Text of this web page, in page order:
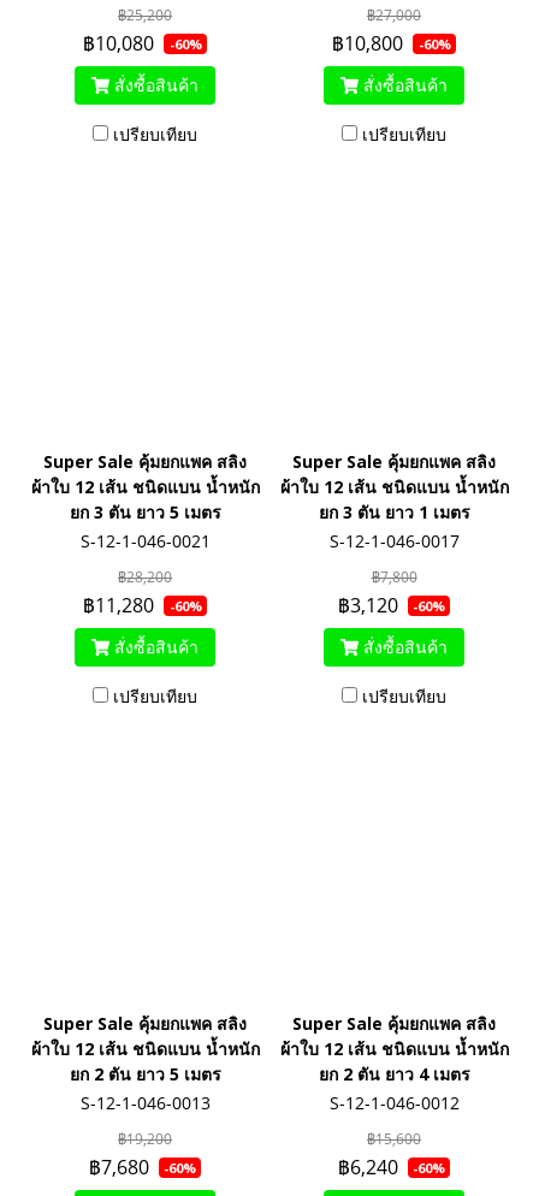
฿25,200
฿10,080 -60%
สั่งซื้อสินค้า
เปรียบเทียบ
฿27,000
฿10,800 -60%
สั่งซื้อสินค้า
เปรียบเทียบ
Super Sale คุ้มยกแพค สลิง
ผ้าใบ 12 เส้น ชนิดแบน น้ำหนัก
ยก 3 ตัน ยาว 5 เมตร
S-12-1-046-0021
฿28,200
฿11,280 -60%
สั่งซื้อสินค้า
เปรียบเทียบ
Super Sale คุ้มยกแพค สลิง
ผ้าใบ 12 เส้น ชนิดแบน น้ำหนัก
ยก 3 ตัน ยาว 1 เมตร
S-12-1-046-0017
฿7,800
฿3,120 -60%
สั่งซื้อสินค้า
เปรียบเทียบ
Super Sale คุ้มยกแพค สลิง
ผ้าใบ 12 เส้น ชนิดแบน น้ำหนัก
ยก 2 ตัน ยาว 5 เมตร
S-12-1-046-0013
฿19,200
฿7,680 -60%
Super Sale คุ้มยกแพค สลิง
ผ้าใบ 12 เส้น ชนิดแบน น้ำหนัก
ยก 2 ตัน ยาว 4 เมตร
S-12-1-046-0012
฿15,600
฿6,240 -60%